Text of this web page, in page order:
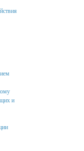
ситуаций
правонарушений в
и